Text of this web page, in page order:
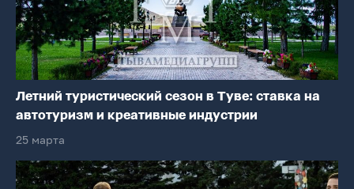
Летний туристический сезон в Туве: ставка на
автотуризм и креативные индустрии
25 марта